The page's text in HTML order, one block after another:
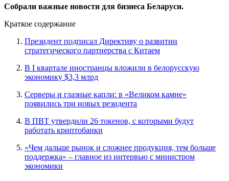
Собрали важные новости для бизнеса Беларуси.
Краткое содержание
Президент подписал Директиву о развитии
стратегического партнерства с Китаем
В I квартале иностранцы вложили в белорусскую
экономику $3,3 млрд
Серверы и глазные капли: в «Великом камне»
появились три новых резидента
В ПВТ утвердили 26 токенов, с которыми будут
работать криптобанки
«Чем дальше рынок и сложнее продукция, тем больше
поддержка» – главное из интервью с министром
экономики